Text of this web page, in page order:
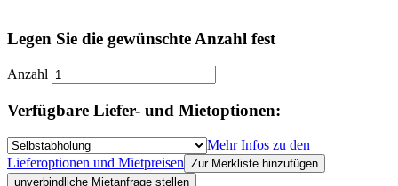
Legen Sie die gewünschte Anzahl fest
Anzahl
Verfügbare Liefer- und Mietoptionen:
Mehr Infos zu den
Lieferoptionen und Mietpreisen Zur Merkliste hinzufügen
unverbindliche Mietanfrage stellen